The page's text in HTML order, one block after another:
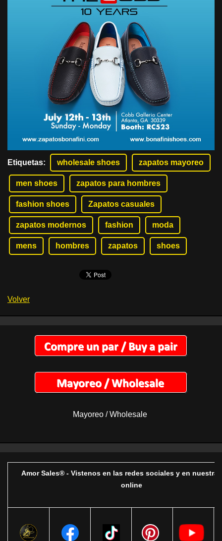
Etiquetas: wholesale shoes zapatos mayoreo
men shoes zapatos para hombres
fashion shoes Zapatos casuales
zapatos modernos fashion moda
mens hombres zapatos shoes
Volver
Mayoreo / Wholesale
Amor Sales® - Vistenos en las redes sociales y en nuestra
online